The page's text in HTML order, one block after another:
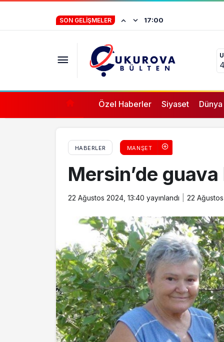
SON GELIŞMELER 16:57
Özel Haberler Siyaset Dünya
HABERLER MANŞET
Mersin’de guava
22 Ağustos 2024, 13:40 yayınlandı 22
Tarsus’ta Berdan Baraj Gölü’ne giren